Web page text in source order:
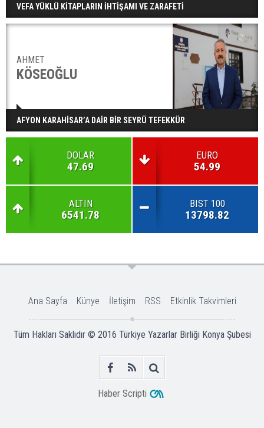
VEFA YÜKLÜ KİTAPLARIN İHTİŞAMI VE ZARAFETİ
AHMET
KÖSEOĞLU
AFYON KARAHİSAR’A DAİR BİR SEYRÜ TEFEKKÜR
DOLAR
47.69
EURO
54.99
ALTIN
6541.78
BIST 100
13798.82
Ana Sayfa Künye İletişim RSS Etkinlik Takvimleri
Tüm Hakları Saklıdır © 2016 Türkiye Yazarlar Birliği Konya Şubesi
Haber Scripti